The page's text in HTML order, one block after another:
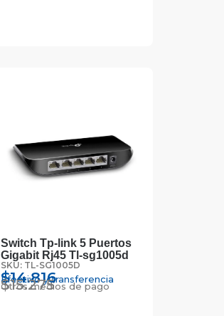
Switch Tp-link 5 Puertos
Gigabit Rj45 Tl-sg1005d
SKU: TL-SG1005D
$14.816
Efectivo y transferencia
$15.275
Otros medios de pago